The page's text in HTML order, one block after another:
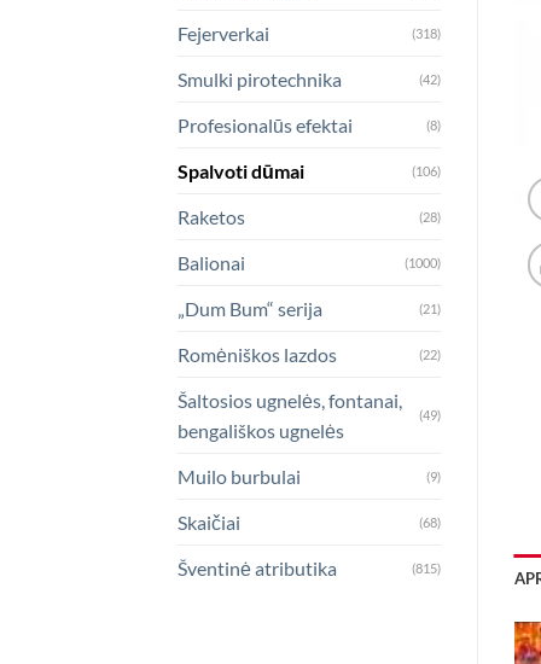
Fejerverkai (318)
Smulki pirotechnika (42)
Profesionalūs efektai (8)
Spalvoti dūmai (106)
Raketos (28)
Balionai (1000)
„Dum Bum“ serija (21)
Romėniškos lazdos (22)
Šaltosios ugnelės, fontanai,
bengališkos ugnelės
(49)
Muilo burbulai (9)
Skaičiai (68)
Šventinė atributika (815)